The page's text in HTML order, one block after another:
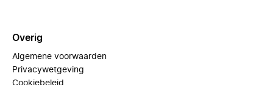
Overig
Algemene voorwaarden
Privacywetgeving
Cookiebeleid